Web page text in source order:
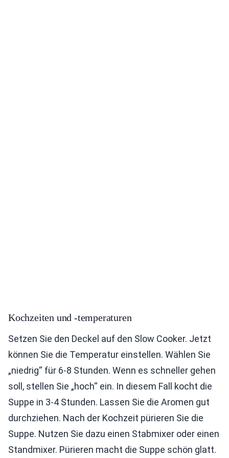
Kochzeiten und -temperaturen
Setzen Sie den Deckel auf den Slow Cooker. Jetzt
können Sie die Temperatur einstellen. Wählen Sie
„niedrig“ für 6-8 Stunden. Wenn es schneller gehen
soll, stellen Sie „hoch“ ein. In diesem Fall kocht die
Suppe in 3-4 Stunden. Lassen Sie die Aromen gut
durchziehen. Nach der Kochzeit pürieren Sie die
Suppe. Nutzen Sie dazu einen Stabmixer oder einen
Standmixer. Pürieren macht die Suppe schön glatt.